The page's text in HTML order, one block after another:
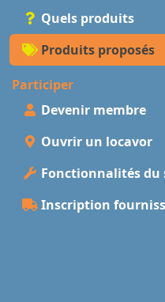
Quels produits
Produits proposés
Participer
Devenir membre
Ouvrir un locavor
Fonctionnalités du
Inscription